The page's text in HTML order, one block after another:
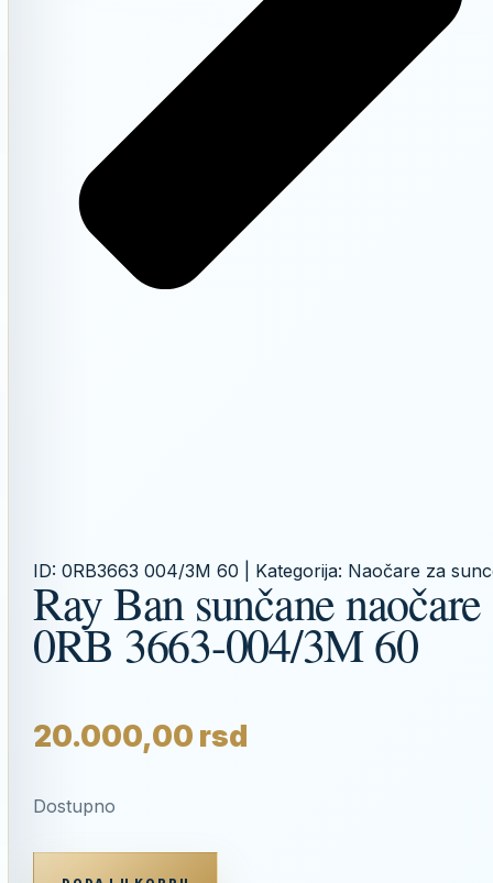
ID: 0RB3663 004/3M 60 | Kategorija: Naočare za
Ray Ban sunčane naočare
0RB 3663-004/3M 60
20.000,00 rsd
Dostupno